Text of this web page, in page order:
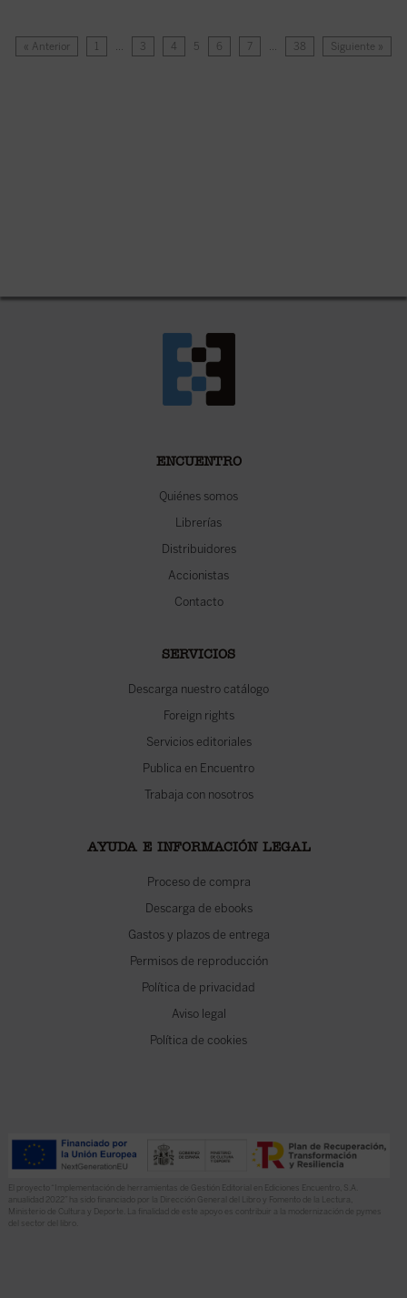
« Anterior 1 … 3 4 5 6 7 … 38 Siguiente »
ENCUENTRO
Quiénes somos
Librerías
Distribuidores
Accionistas
Contacto
SERVICIOS
Descarga nuestro catálogo
Foreign rights
Servicios editoriales
Publica en Encuentro
Trabaja con nosotros
AYUDA E INFORMACIÓN LEGAL
Proceso de compra
Descarga de ebooks
Gastos y plazos de entrega
Permisos de reproducción
Política de privacidad
Aviso legal
Política de cookies
El proyecto “Implementación de herramientas de Gestión Editorial en Ediciones Encuentro, S.A.
anualidad 2022” ha sido financiado por la Dirección General del Libro y Fomento de la Lectura,
Ministerio de Cultura y Deporte. La finalidad de este apoyo es contribuir a la modernización de pymes
del sector del libro.